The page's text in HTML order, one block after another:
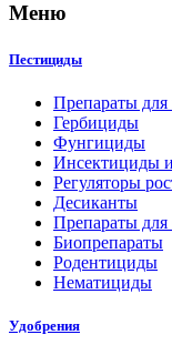
Меню
Пестициды
Препараты для
Гербициды
Фунгициды
Инсектициды
Регуляторы
Десиканты
Препараты для
Биопрепараты
Родентициды
Нематициды
Удобрения